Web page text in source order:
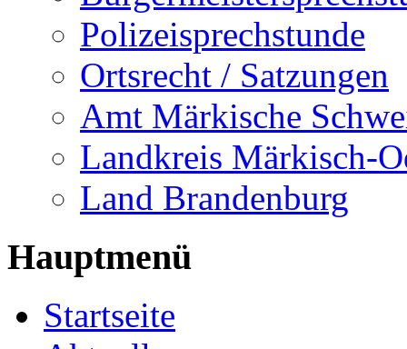
Polizeisprechstunde
Ortsrecht / Satzungen
Amt Märkische
Landkreis Märkisch-
Land Brandenburg
Hauptmenü
Startseite